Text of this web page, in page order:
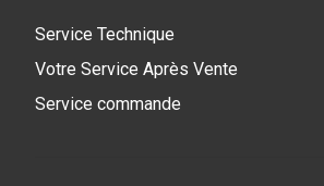
Service Technique
Votre Service Après Vente
Service commande